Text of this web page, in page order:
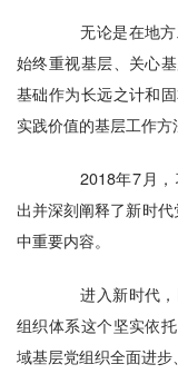
无论是在地方
始终重视基层、关心
基础作为长远之计和
实践价值的基层工作方
2018年7月，
出并深刻阐释了新时
中重要内容。
进入新时代，
组织体系这个坚实依
域基层党组织全面进步